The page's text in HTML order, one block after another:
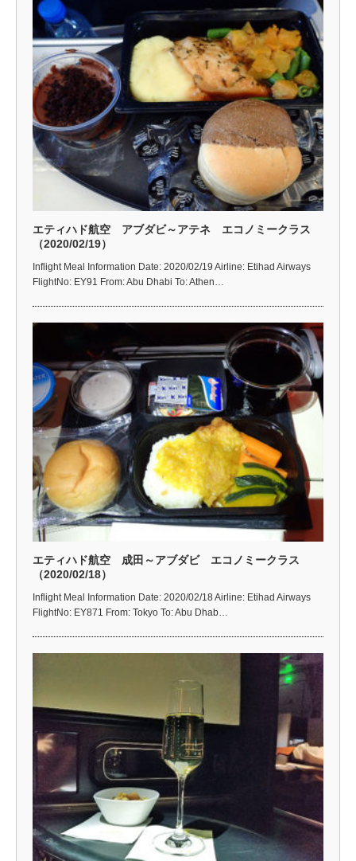
エティハド航空 アブダビ～アテネ エコノミークラス
（2020/02/19）
Inflight Meal Information Date: 2020/02/19 Airline: Etihad Airways
FlightNo: EY91 From: Abu Dhabi To: Athen…
エティハド航空 成田～アブダビ エコノミークラス
（2020/02/18）
Inflight Meal Information Date: 2020/02/18 Airline: Etihad Airways
FlightNo: EY871 From: Tokyo To: Abu Dhab…